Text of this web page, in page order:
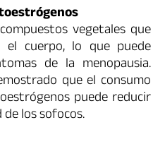
vegetales que
cuerpo, lo que puede
de la menopausia.
que el consumo
puede reducir
los sofocos.